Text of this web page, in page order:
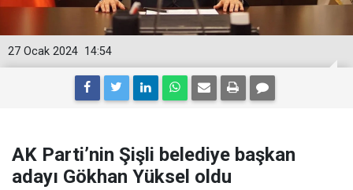
14:54
27 Ocak 2024
AK Parti’nin Şişli belediye başkan
adayı Gökhan Yüksel oldu